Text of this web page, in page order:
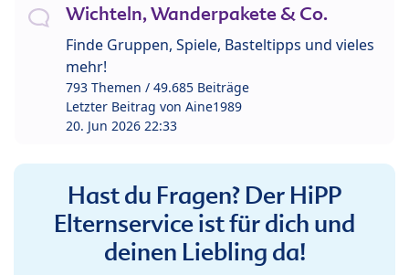
Wichteln, Wanderpakete & Co.
Finde Gruppen, Spiele, Basteltipps und vieles
mehr!
793 Themen / 49.685 Beiträge
Letzter Beitrag von Aine1989
20. Jun 2026 22:33
Hast du Fragen? Der HiPP
Elternservice ist für dich und
deinen Liebling da!